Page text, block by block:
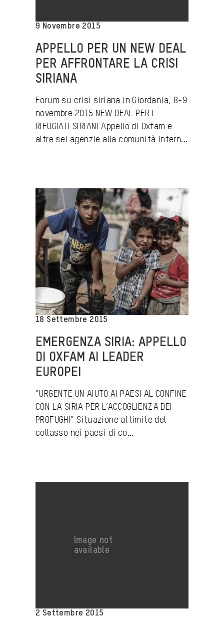
9 Novembre 2015
APPELLO PER UN NEW DEAL
PER AFFRONTARE LA CRISI
SIRIANA
Forum su crisi siriana in Giordania, 8-9
novembre 2015 NEW DEAL PER I
RIFUGIATI SIRIANI Appello di Oxfam e
altre sei agenzie alla comunità intern...
18 Settembre 2015
EMERGENZA SIRIA: APPELLO
DI OXFAM AI LEADER
EUROPEI
“URGENTE UN AIUTO AI PAESI AL CONFINE
CON LA SIRIA PER L’ACCOGLIENZA DEI
PROFUGHI” Situazione al limite del
collasso nei paesi di co...
2 Settembre 2015